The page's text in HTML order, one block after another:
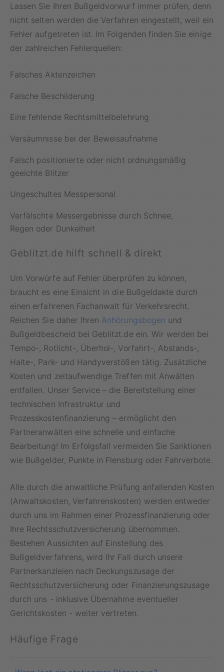
Lassen Sie Ihren Bußgeldvorwurf immer prüfen, denn
nicht selten werden die Verfahren eingestellt, weil ein
Fehler aufgetreten ist. Im Folgenden finden Sie einige
der zahlreichen Fehlerquellen:
Falsches Aktenzeichen
Falsche Beschilderung
Eine fehlende Rechtsmittelbelehrung
Versäumnisse bei der Beweisaufnahme
Falsch positionierte oder nicht ordnungsmäßig
geeichte Blitzer
Ungeschultes Messpersonal
Verfälschte Messergebnisse durch Schnee,
Regen oder Dunkelheit
Geblitzt.de hilft schnell & direkt
Um Vorwürfe auf Fehler überprüfen zu können,
braucht es eine Einsicht in die Bußgeldakte durch
einen erfahrenen Fachanwalt für Verkehrsrecht.
Reichen Sie daher Ihren Anhörungsbogen und
Bußgeldbescheid bei Geblitzt.de ein. Wir werden bei
Tempo-, Rotlicht-, Überhol-, Vorfahrt-, Abstands-,
Halte-, Park- und Handyverstößen tätig. Zusätzliche
Kosten und zeitaufwendige Treffen mit Anwälten
entfallen. Unser Service – die Bereitstellung einer
technischen Infrastruktur und
Prozesskostenfinanzierung – ermöglicht den
Partneranwälten eine schnelle und einfache
Bearbeitung! Im Erfolgsfall vermeiden Sie Sanktionen
wie Bußgelder, Punkte in Flensburg oder Fahrverbote.
Alle durch die anwaltliche Prüfung anfallenden Kosten
(Anwaltskosten, Verfahrenskosten) werden entweder
durch uns im Rahmen einer Prozessfinanzierung oder
Ihre Rechtsschutzversicherung übernommen.
Bestehen Aussichten auf Einstellung des
Bußgeldverfahrens, wird Ihr Fall durch unsere
Partnerkanzleien nach Deckungszusage der
Rechtsschutzversicherung oder Finanzierungszusage
durch uns - inklusive Übernahme eventueller
Gerichtskosten - weiter vertreten.
Häufige Frage